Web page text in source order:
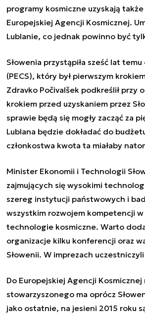
programy kosmiczne uzyskają
Europejskiej Agencji Kosmicznej.
Lublanie, co jednak powinno być
Słowenia przystąpiła sześć lat
(PECS), który był pierwszym
Zdravko Počivalšek podkreślił
krokiem przed uzyskaniem przez
sprawie będą się mogły zacząć za
Lublana będzie dokładać do
członkostwa kwota ta miałaby
Minister Ekonomii i Technologii
zajmujących się wysokimi
szereg instytucji państwowych i
wszystkim rozwojem kompetencji
technologie kosmiczne. Warto
organizacje kilku konferencji oraz
Słowenii. W imprezach
Do Europejskiej Agencji
stowarzyszonego ma oprócz
jako ostatnie, na jesieni 2015 roku